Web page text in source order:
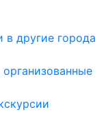
в другие города